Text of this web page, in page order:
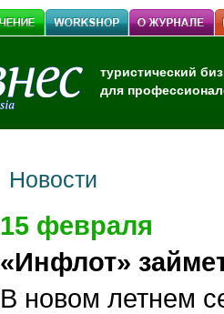
туристический
для
Новости
15 февраля
«Инфлот»
В новом летнем